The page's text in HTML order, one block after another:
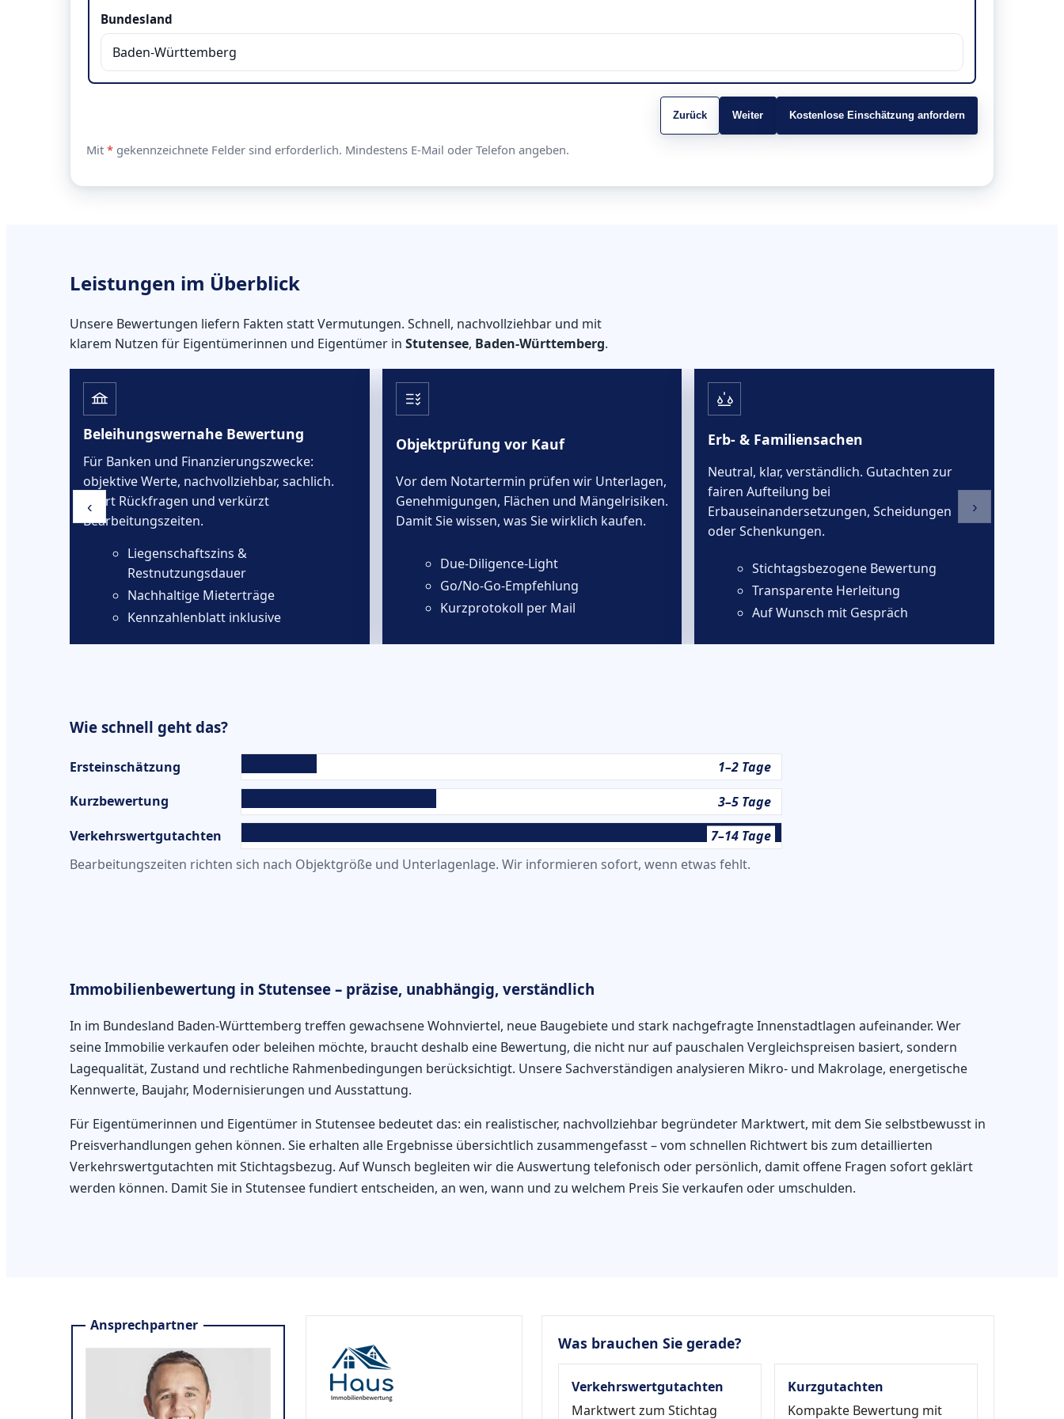
Bundesland
Zurück Weiter Kostenlose Einschätzung anfordern
Mit * gekennzeichnete Felder sind erforderlich. Mindestens E-Mail oder Telefon angeben.
Leistungen im Überblick
Unsere Bewertungen liefern Fakten statt Vermutungen. Schnell, nachvollziehbar und mit
klarem Nutzen für Eigentümerinnen und Eigentümer in Stutensee, Baden-Württemberg.
Beleihungswernahe Bewertung
Für Banken und Finanzierungszwecke:
objektive Werte, nachvollziehbar, sachlich.
Spart Rückfragen und verkürzt
Bearbeitungszeiten.
Liegenschaftszins &
Restnutzungsdauer
Nachhaltige Mieterträge
Kennzahlenblatt inklusive
Objektprüfung vor Kauf
Vor dem Notartermin prüfen wir Unterlagen,
Genehmigungen, Flächen und Mängelrisiken.
Damit Sie wissen, was Sie wirklich kaufen.
Due-Diligence-Light
Go/No-Go-Empfehlung
Kurzprotokoll per Mail
Erb- & Familiensachen
Neutral, klar, verständlich. Gutachten zur
fairen Aufteilung bei
Erbauseinandersetzungen, Scheidungen
oder Schenkungen.
Stichtagsbezogene Bewertung
Transparente Herleitung
Auf Wunsch mit Gespräch
‹ ›
Wie schnell geht das?
Ersteinschätzung
1–2 Tage
Kurzbewertung
3–5 Tage
Verkehrswertgutachten
7–14 Tage
Bearbeitungszeiten richten sich nach Objektgröße und Unterlagenlage. Wir informieren sofort, wenn etwas fehlt.
Immobilienbewertung in Stutensee – präzise, unabhängig, verständlich
In im Bundesland Baden-Württemberg treffen gewachsene Wohnviertel, neue Baugebiete und stark nachgefragte Innenstadtlagen aufeinander. Wer
seine Immobilie verkaufen oder beleihen möchte, braucht deshalb eine Bewertung, die nicht nur auf pauschalen Vergleichspreisen basiert, sondern
Lagequalität, Zustand und rechtliche Rahmenbedingungen berücksichtigt. Unsere Sachverständigen analysieren Mikro- und Makrolage, energetische
Kennwerte, Baujahr, Modernisierungen und Ausstattung.
Für Eigentümerinnen und Eigentümer in Stutensee bedeutet das: ein realistischer, nachvollziehbar begründeter Marktwert, mit dem Sie selbstbewusst in
Preisverhandlungen gehen können. Sie erhalten alle Ergebnisse übersichtlich zusammengefasst – vom schnellen Richtwert bis zum detaillierten
Verkehrswertgutachten mit Stichtagsbezug. Auf Wunsch begleiten wir die Auswertung telefonisch oder persönlich, damit offene Fragen sofort geklärt
werden können. Damit Sie in Stutensee fundiert entscheiden, an wen, wann und zu welchem Preis Sie verkaufen oder umschulden.
Ansprechpartner
Was brauchen Sie gerade?
Verkehrswertgutachten
Marktwert zum Stichtag
Kurzgutachten
Kompakte Bewertung mit